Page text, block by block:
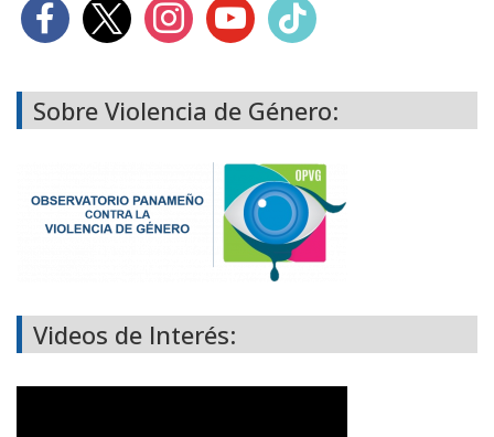
Sobre Violencia de Género:
Videos de Interés: